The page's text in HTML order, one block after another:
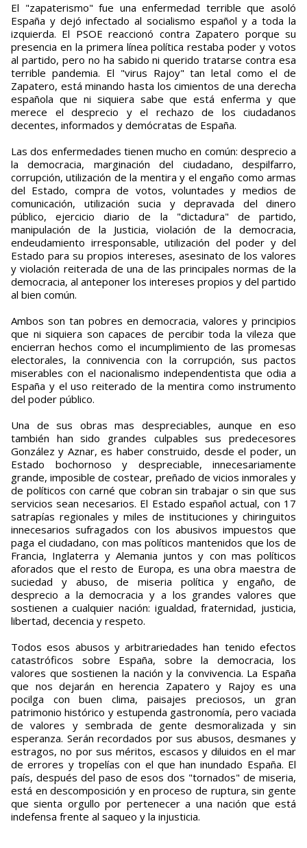
El "zapaterismo" fue una enfermedad terrible que asoló
España y dejó infectado al socialismo español y a toda la
izquierda. El PSOE reaccionó contra Zapatero porque su
presencia en la primera línea política restaba poder y votos
al partido, pero no ha sabido ni querido tratarse contra esa
terrible pandemia. El "virus Rajoy" tan letal como el de
Zapatero, está minando hasta los cimientos de una derecha
española que ni siquiera sabe que está enferma y que
merece el desprecio y el rechazo de los ciudadanos
decentes, informados y demócratas de España.
Las dos enfermedades tienen mucho en común: desprecio a
la democracia, marginación del ciudadano, despilfarro,
corrupción, utilización de la mentira y el engaño como armas
del Estado, compra de votos, voluntades y medios de
comunicación, utilización sucia y depravada del dinero
público, ejercicio diario de la "dictadura" de partido,
manipulación de la Justicia, violación de la democracia,
endeudamiento irresponsable, utilización del poder y del
Estado para su propios intereses, asesinato de los valores
y violación reiterada de una de las principales normas de la
democracia, al anteponer los intereses propios y del partido
al bien común.
Ambos son tan pobres en democracia, valores y principios
que ni siquiera son capaces de percibir toda la vileza que
encierran hechos como el incumplimiento de las promesas
electorales, la connivencia con la corrupción, sus pactos
miserables con el nacionalismo independentista que odia a
España y el uso reiterado de la mentira como instrumento
del poder público.
Una de sus obras mas despreciables, aunque en eso
también han sido grandes culpables sus predecesores
González y Aznar, es haber construido, desde el poder, un
Estado bochornoso y despreciable, innecesariamente
grande, imposible de costear, preñado de vicios inmorales y
de políticos con carné que cobran sin trabajar o sin que sus
servicios sean necesarios. El Estado español actual, con 17
satrapías regionales y miles de instituciones y chiringuitos
innecesarios sufragados con los abusivos impuestos que
paga el ciudadano, con mas políticos mantenidos que los de
Francia, Inglaterra y Alemania juntos y con mas políticos
aforados que el resto de Europa, es una obra maestra de
suciedad y abuso, de miseria política y engaño, de
desprecio a la democracia y a los grandes valores que
sostienen a cualquier nación: igualdad, fraternidad, justicia,
libertad, decencia y respeto.
Todos esos abusos y arbitrariedades han tenido efectos
catastróficos sobre España, sobre la democracia, los
valores que sostienen la nación y la convivencia. La España
que nos dejarán en herencia Zapatero y Rajoy es una
pocilga con buen clima, paisajes preciosos, un gran
patrimonio histórico y estupenda gastronomía, pero vaciada
de valores y sembrada de gente desmoralizada y sin
esperanza. Serán recordados por sus abusos, desmanes y
estragos, no por sus méritos, escasos y diluidos en el mar
de errores y tropelías con el que han inundado España. El
país, después del paso de esos dos "tornados" de miseria,
está en descomposición y en proceso de ruptura, sin gente
que sienta orgullo por pertenecer a una nación que está
indefensa frente al saqueo y la injusticia.